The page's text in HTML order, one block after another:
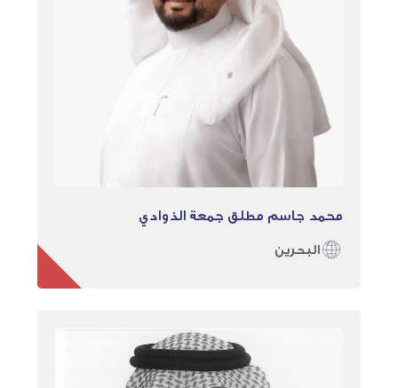
محمد جاسم مطلق جمعة الذوادي
البحرين